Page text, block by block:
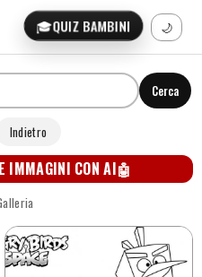
🎓QUIZ BAMBINI 🌙
Cerca
Indietro
IMMAGINI CON AI🤖